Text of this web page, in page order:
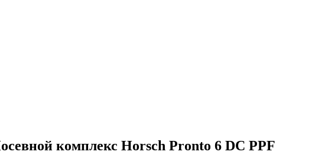
комплекс Horsch Pronto 6 DC PPF